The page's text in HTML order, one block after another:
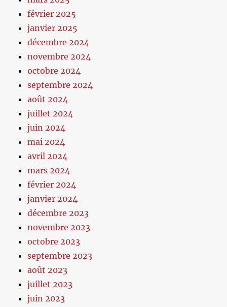
février 2025
janvier 2025
décembre 2024
novembre 2024
octobre 2024
septembre 2024
août 2024
juillet 2024
juin 2024
mai 2024
avril 2024
mars 2024
février 2024
janvier 2024
décembre 2023
novembre 2023
octobre 2023
septembre 2023
août 2023
juillet 2023
juin 2023